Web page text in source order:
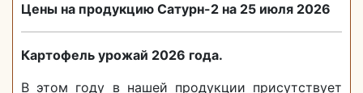
Цены на продукцию Сатурн-2 на 25 июля 2026
Картофель урожай 2026 года.
В этом году в нашей продукции присутствует